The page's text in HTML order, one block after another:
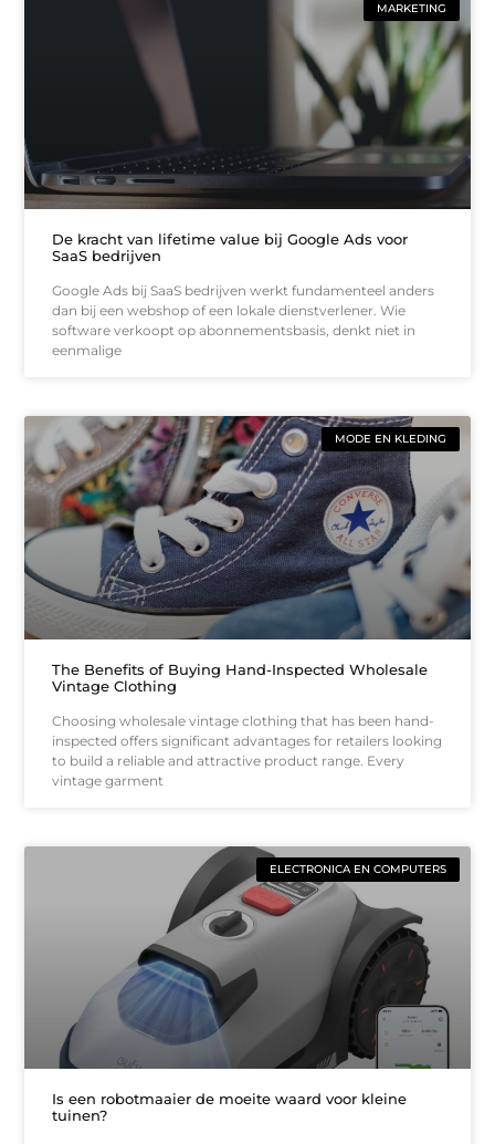
MARKETING
De kracht van lifetime value bij Google Ads voor
SaaS bedrijven
Google Ads bij SaaS bedrijven werkt fundamenteel anders
dan bij een webshop of een lokale dienstverlener. Wie
software verkoopt op abonnementsbasis, denkt niet in
eenmalige
MODE EN KLEDING
The Benefits of Buying Hand-Inspected Wholesale
Vintage Clothing
Choosing wholesale vintage clothing that has been hand-
inspected offers significant advantages for retailers looking
to build a reliable and attractive product range. Every
vintage garment
ELECTRONICA EN COMPUTERS
Is een robotmaaier de moeite waard voor kleine
tuinen?